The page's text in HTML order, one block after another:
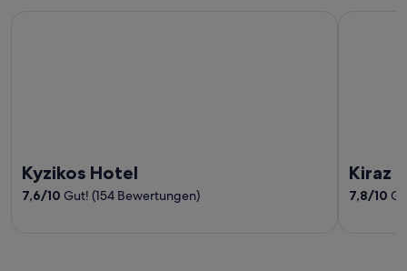
Kyzikos Hotel
7,6/10 Gut! (154 Bewertungen)
Kiraz
7,8/10